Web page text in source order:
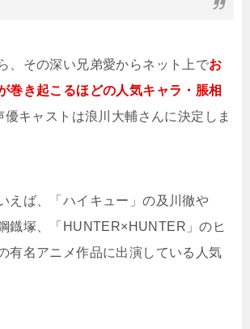
、その深い兄弟愛からネット上でお
巻き起こるほどの人気キャラ・脹相
優キャストは浪川大輔さんに決定しま
えば、「ハイキュー」の及川徹や
鐡塚、「HUNTER×HUNTER」のヒ
有名アニメ作品に出演している人気